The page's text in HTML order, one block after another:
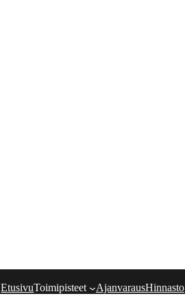
EtusivuToimipisteet AjanvarausHinnasto